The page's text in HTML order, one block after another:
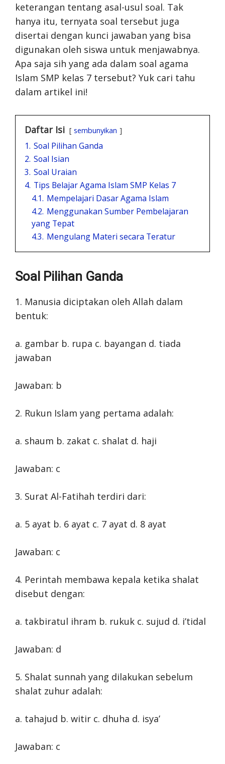
keterangan tentang asal-usul soal. Tak
hanya itu, ternyata soal tersebut juga
disertai dengan kunci jawaban yang bisa
digunakan oleh siswa untuk menjawabnya.
Apa saja sih yang ada dalam soal agama
Islam SMP kelas 7 tersebut? Yuk cari tahu
dalam artikel ini!
Daftar Isi sembunyikan
1. Soal Pilihan Ganda
2. Soal Isian
3. Soal Uraian
4. Tips Belajar Agama Islam SMP Kelas 7
4.1. Mempelajari Dasar Agama Islam
4.2. Menggunakan Sumber Pembelajaran
yang Tepat
4.3. Mengulang Materi secara Teratur
Soal Pilihan Ganda
1. Manusia diciptakan oleh Allah dalam
bentuk:
a. gambar b. rupa c. bayangan d. tiada
jawaban
Jawaban: b
2. Rukun Islam yang pertama adalah:
a. shaum b. zakat c. shalat d. haji
Jawaban: c
3. Surat Al-Fatihah terdiri dari:
a. 5 ayat b. 6 ayat c. 7 ayat d. 8 ayat
Jawaban: c
4. Perintah membawa kepala ketika shalat
disebut dengan:
a. takbiratul ihram b. rukuk c. sujud d. i’tidal
Jawaban: d
5. Shalat sunnah yang dilakukan sebelum
shalat zuhur adalah:
a. tahajud b. witir c. dhuha d. isya’
Jawaban: c